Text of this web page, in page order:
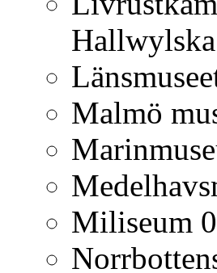
Malmö
Miliseum 0